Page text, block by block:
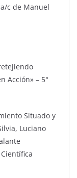
c de Manuel
Acción» – 5°
Situado y
Luciano